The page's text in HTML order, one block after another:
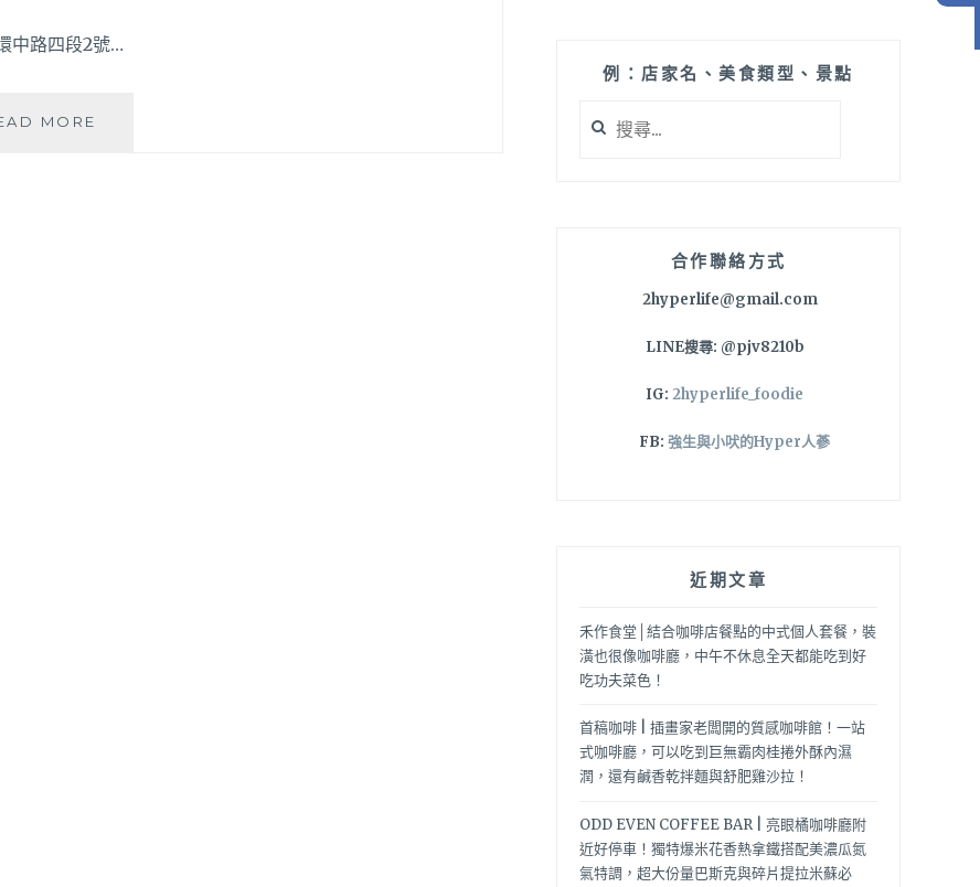
中路四段2號…
MORE
例：店家名、美食類型、景點
尋
合作聯絡方式
2hyperlife@gmail.com
LINE搜尋: @pjv8210b
IG: 2hyperlife_foodie
FB: 強生與小吠的Hyper人蔘
近期文章
禾作食堂│結合咖啡店餐點的中式個人套餐，裝
潢也很像咖啡廳，中午不休息全天都能吃到好
吃功夫菜色！
首稿咖啡 | 插畫家老闆開的質感咖啡館！一站
式咖啡廳，可以吃到巨無霸肉桂捲外酥內濕
潤，還有鹹香乾拌麵與舒肥雞沙拉！
ODD EVEN COFFEE BAR | 亮眼橘咖啡廳附
近好停車！獨特爆米花香熱拿鐵搭配美濃瓜氮
氣特調，超大份量巴斯克與碎片提拉米蘇必